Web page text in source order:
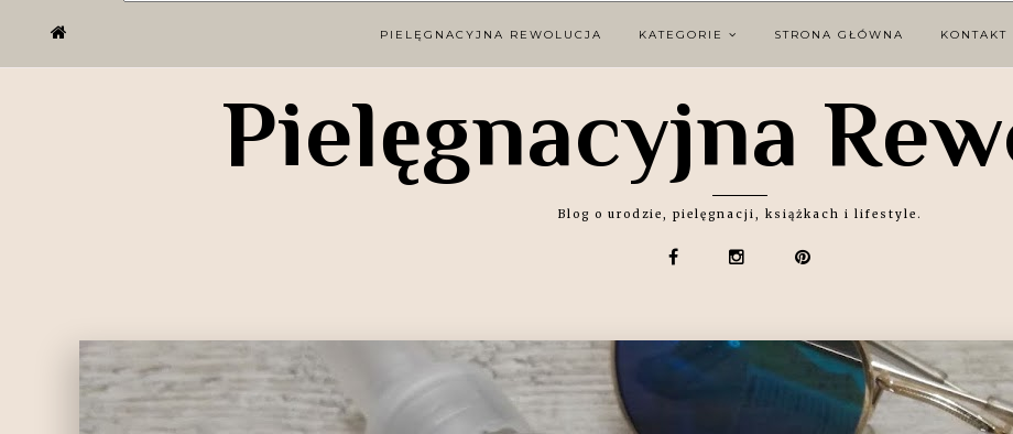
PIELĘGNACYJNA REWOLUCJA KATEGORIE STRONA GŁÓWNA KONTAKT
Pielęgnacyjna
Blog o urodzie, pielęgnacji, książkach i lifestyle.